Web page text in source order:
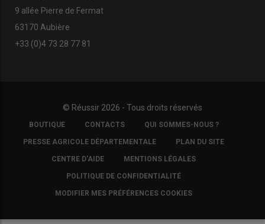
9 allée Pierre de Fermat
63170 Aubière
+33 (0)4 73 28 77 81
© Réussir 2026 - Tous droits réservés
FOOTER
COPYRIGHT
BOUTIQUE CONTACTS QUI SOMMES-NOUS ?
PRESSE AGRICOLE DÉPARTEMENTALE PLAN DU SITE
CENTRE D'AIDE MENTIONS LÉGALES
POLITIQUE DE CONFIDENTIALITÉ
MODIFIER MES PRÉFÉRENCES COOKIES